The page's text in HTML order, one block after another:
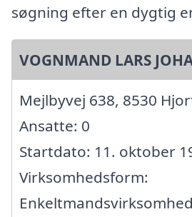
søgning efter en dygtig
VOGNMAND LARS
Mejlbyvej 638, 8530
Ansatte: 0
Startdato: 11. oktober
Virksomhedsform:
Enkeltmandsvirksomhed